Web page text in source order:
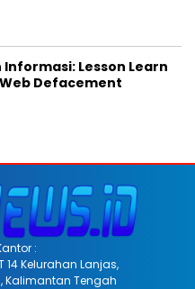
Lesson Learn
Defacement
:
Kelurahan Lanjas,
Kalimantan Tengah